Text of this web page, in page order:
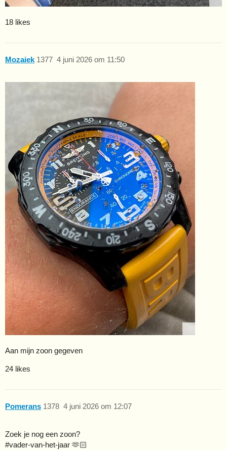
18 likes
Mozaiek 4 juni 2026 om 11:50
1377
Aan mijn zoon gegeven
24 likes
Pomerans 4 juni 2026 om 12:07
1378
Zoek je nog een zoon?
#vader-van-het-jaar 🫶🏻